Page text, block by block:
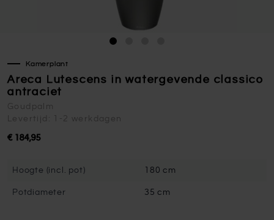
Kamerplant
Areca Lutescens in watergevende classico
antraciet
Goudpalm
Levertijd: 1-2 werkdagen
€ 184,95
Hoogte (incl. pot) 180 cm
Potdiameter 35 cm